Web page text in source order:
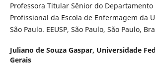
Professora Titular Sênior do
Profissional da Escola de Enfermagem da
São Paulo. EEUSP, São Paulo, São Paulo,
Juliano de Souza Gaspar, Universidade
Gerais